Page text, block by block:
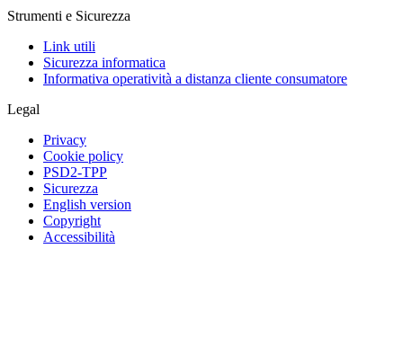
Strumenti e Sicurezza
Link utili
Sicurezza informatica
Informativa operatività a distanza cliente consumatore
Legal
Privacy
Cookie policy
PSD2-TPP
Sicurezza
English version
Copyright
Accessibilità